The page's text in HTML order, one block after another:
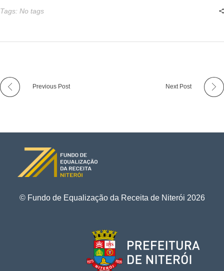
Tags: No tags
Previous Post Next Post
© Fundo de Equalização da Receita de Niterói 2026